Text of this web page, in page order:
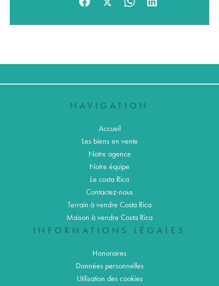
NAVIGATION
Accueil
Les biens en vente
Notre agence
Notre équipe
Le costa Rica
Contactez-nous
Terrain à vendre Costa Rica
Maison à vendre Costa Rica
INFORMATIONS LÉGALES
Honoraires
Données personnelles
Utilisation des cookies